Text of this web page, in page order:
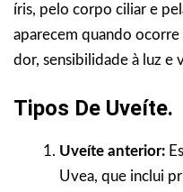
íris, pelo corpo ciliar e
aparecem quando
dor, sensibilidade à luz e
Tipos De Uveíte.
Uveíte anterior:
Uvea, que inclui